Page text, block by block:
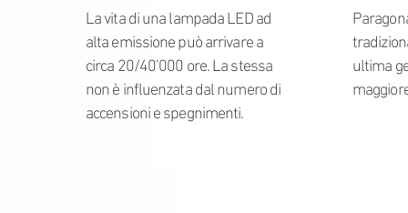
La vita di una lampada LED ad
alta emissione può arrivare a
circa 20/40’000 ore. La stessa
non è influenzata dal numero di
accensioni e spegnimenti.
ultima